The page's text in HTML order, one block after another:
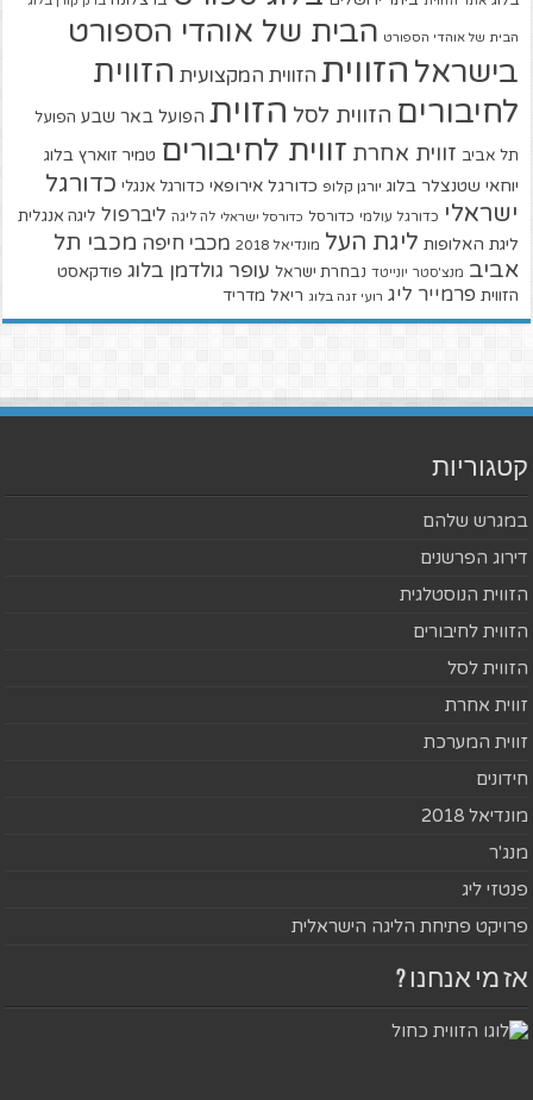
הבית של אוהדי הספורט הבית של אוהדי הספורט
בישראל הזווית הזווית המקצועית הזווית
לחיבורים הזווית לסל הזוית הפועל באר שבע הפועל
תל אביב זווית אחרת זווית לחיבורים טמיר זוארץ בלוג
יוחאי שטנצלר בלוג יורגן קלופ כדורגל אירופאי כדורגל אנגלי כדורגל
ישראלי כדורגל עולמי כדורסל כדורסל ישראלי לה ליגה ליברפול ליגה אנגלית
ליגת האלופות ליגת העל מונדיאל 2018 מכבי חיפה מכבי תל
אביב מנצ'סטר יונייטד נבחרת ישראל עופר גולדמן בלוג פודקאסט
הזווית פרמייר ליג רועי זגה בלוג ריאל מדריד
קטגוריות
במגרש שלהם
דירוג הפרשנים
הזווית הנוסטלגית
הזווית לחיבורים
הזווית לסל
זווית אחרת
זווית המערכת
חידונים
מונדיאל 2018
מנג'ר
פנטזי ליג
פרויקט פתיחת הליגה הישראלית
אז מי אנחנו ?